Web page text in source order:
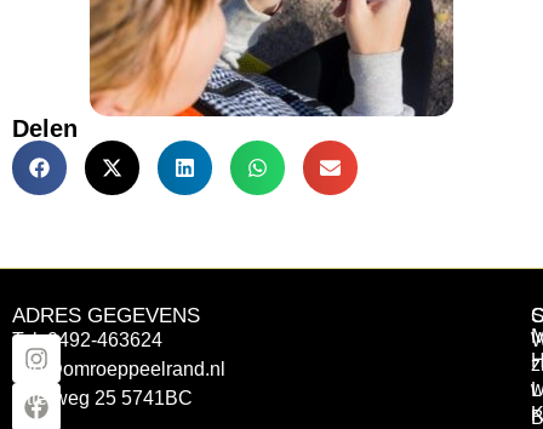
Delen
ADRES GEGEVENS
Tel: 0492-463624
info@omroeppeelrand.nl
Otterweg 25 5741BC